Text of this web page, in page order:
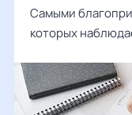
Самыми
которых